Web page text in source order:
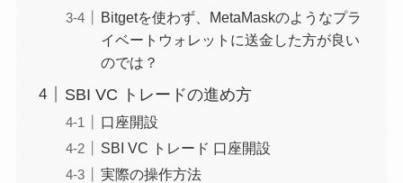
Bitgetを使わず、MetaMaskのようなプラ
イベートウォレットに送金した方が良い
のでは？
SBI VC トレードの進め方
口座開設
SBI VC トレード 口座開設
実際の操作方法